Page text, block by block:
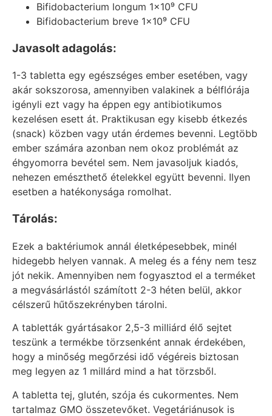
Bifidobacterium longum 1×10⁹ CFU
Bifidobacterium breve 1×10⁹ CFU
Javasolt adagolás:
1-3 tabletta egy egészséges ember esetében, vagy
akár sokszorosa, amennyiben valakinek a bélflórája
igényli ezt vagy ha éppen egy antibiotikumos
kezelésen esett át. Praktikusan egy kisebb étkezés
(snack) közben vagy után érdemes bevenni. Legtöbb
ember számára azonban nem okoz problémát az
éhgyomorra bevétel sem. Nem javasoljuk kiadós,
nehezen emészthető ételekkel együtt bevenni. Ilyen
esetben a hatékonysága romolhat.
Tárolás:
Ezek a baktériumok annál életképesebbek, minél
hidegebb helyen vannak. A meleg és a fény nem tesz
jót nekik. Amennyiben nem fogyasztod el a terméket
a megvásárlástól számított 2-3 héten belül, akkor
célszerű hűtőszekrényben tárolni.
A tabletták gyártásakor 2,5-3 milliárd élő sejtet
teszünk a termékbe törzsenként annak érdekében,
hogy a minőség megőrzési idő végéreis biztosan
meg legyen az 1 millárd mind a hat törzsből.
A tabletta tej, glutén, szója és cukormentes. Nem
tartalmaz GMO összetevőket. Vegetáriánusok is